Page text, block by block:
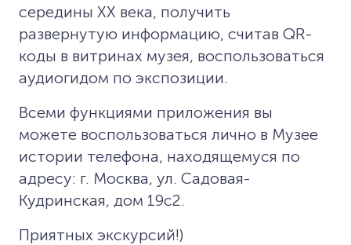
середины XX века, получить
развернутую информацию, считав QR-
коды в витринах музея, воспользоваться
аудиогидом по экспозиции.
Всеми функциями приложения вы
можете воспользоваться лично в Музее
истории телефона, находящемуся по
адресу: г. Москва, ул. Садовая-
Кудринская, дом 19с2.
Приятных экскурсий!)